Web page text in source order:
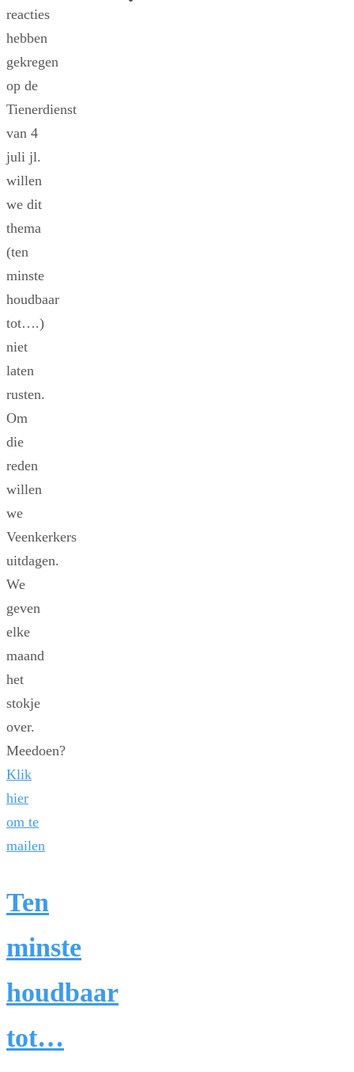
reacties
hebben
gekregen
op de
Tienerdienst
van 4
juli jl.
willen
we dit
thema
(ten
minste
houdbaar
tot….)
niet
laten
rusten.
Om
die
reden
willen
we
Veenkerkers
uitdagen.
We
geven
elke
maand
het
stokje
over.
Meedoen?
Klik
hier
om te
mailen
Ten
minste
houdbaar
tot…